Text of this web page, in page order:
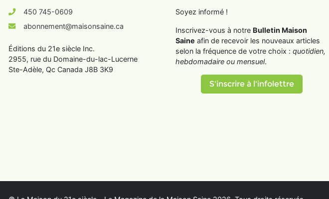
450 745-0609
abonnement@maisonsaine.ca
Éditions du 21e siècle Inc.
2955, rue du Domaine-du-lac-Lucerne
Ste-Adèle, Qc Canada J8B 3K9
Soyez informé !
Inscrivez-vous à notre Bulletin Maison
Saine afin de recevoir les nouveaux articles
selon la fréquence de votre choix : quotidien,
hebdomadaire ou mensuel.
S'inscrire à l'infolettre